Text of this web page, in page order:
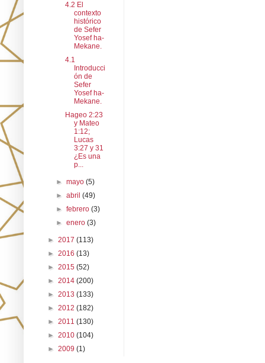
4.2 El
contexto
histórico
de Sefer
Yosef ha-
Mekane.
4.1
Introducci
ón de
Sefer
Yosef ha-
Mekane.
Hageo 2:23
y Mateo
1:12;
Lucas
3:27 y 31
¿Es una
p...
►mayo(5)
►abril(49)
►febrero(3)
►enero(3)
► 2017 (113)
► 2016 (13)
► 2015 (52)
► 2014 (200)
► 2013 (133)
► 2012 (182)
► 2011 (130)
► 2010 (104)
► 2009 (1)